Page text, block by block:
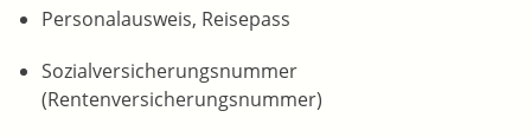
Personalausweis, Reisepass
Sozialversicherungsnummer
(Rentenversicherungsnummer)